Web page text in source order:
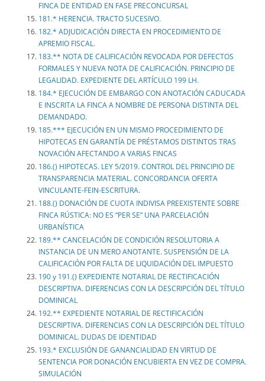
FINCA DE ENTIDAD EN FASE PRECONCURSAL
181.* HERENCIA. TRACTO SUCESIVO.
182.* ADJUDICACIÓN DIRECTA EN PROCEDIMIENTO DE
APREMIO FISCAL.
183.** NOTA DE CALIFICACIÓN REVOCADA POR DEFECTOS
FORMALES Y NUEVA NOTA DE CALIFICACIÓN. PRINCIPIO DE
LEGALIDAD. EXPEDIENTE DEL ARTÍCULO 199 LH.
184.* EJECUCIÓN DE EMBARGO CON ANOTACIÓN CADUCADA
E INSCRITA LA FINCA A NOMBRE DE PERSONA DISTINTA DEL
DEMANDADO.
185.*** EJECUCIÓN EN UN MISMO PROCEDIMIENTO DE
HIPOTECAS EN GARANTÍA DE PRÉSTAMOS DISTINTOS TRAS
NOVACIÓN AFECTANDO A VARIAS FINCAS
186.() HIPOTECAS. LEY 5/2019. CONTROL DEL PRINCIPIO DE
TRANSPARENCIA MATERIAL. CONCORDANCIA OFERTA
VINCULANTE-FEIN-ESCRITURA.
188.() DONACIÓN DE CUOTA INDIVISA PREEXISTENTE SOBRE
FINCA RÚSTICA: NO ES “PER SE” UNA PARCELACIÓN
URBANÍSTICA
189.** CANCELACIÓN DE CONDICIÓN RESOLUTORIA A
INSTANCIA DE UN MERO ANOTANTE. SUSPENSIÓN DE LA
CALIFICACIÓN POR FALTA DE LIQUIDACIÓN DEL IMPUESTO
190 y 191.() EXPEDIENTE NOTARIAL DE RECTIFICACIÓN
DESCRIPTIVA. DIFERENCIAS CON LA DESCRIPCIÓN DEL TÍTULO
DOMINICAL
192.** EXPEDIENTE NOTARIAL DE RECTIFICACIÓN
DESCRIPTIVA. DIFERENCIAS CON LA DESCRIPCIÓN DEL TÍTULO
DOMINICAL. DUDAS DE IDENTIDAD
193.* EXCLUSIÓN DE GANANCIALIDAD EN VIRTUD DE
SENTENCIA POR DONACIÓN ENCUBIERTA EN VEZ DE COMPRA.
SIMULACIÓN